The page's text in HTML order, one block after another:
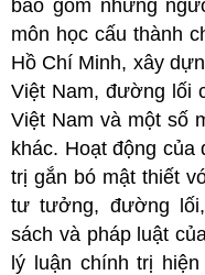
bao gồm những
môn học cấu thành
Hồ Chí Minh, xây
Việt Nam, đường lối
Việt Nam và một số
khác. Hoạt động của
trị gắn bó mật thiết
tư tưởng, đường
sách và pháp luật
lý luận chính trị